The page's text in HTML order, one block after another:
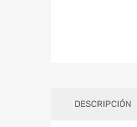
DESCRIPCIÓN